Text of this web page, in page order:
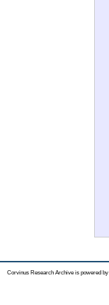
Corvinus Research Archive is powered by